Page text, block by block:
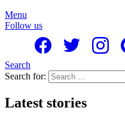
Menu
Follow us
Search
Search for:
Latest stories